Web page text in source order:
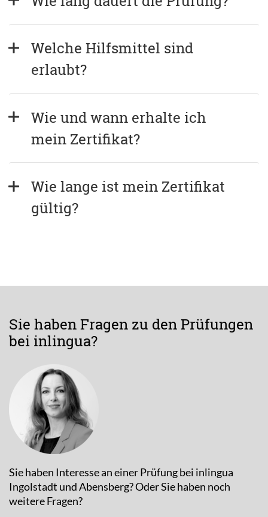
Welche Hilfsmittel sind
erlaubt?
Wie und wann erhalte ich
mein Zertifikat?
Wie lange ist mein Zertifikat
gültig?
Sie haben Fragen zu den Prüfungen
bei inlingua?
Sie haben Interesse an einer Prüfung bei inlingua
Ingolstadt und Abensberg? Oder Sie haben noch
weitere Fragen?